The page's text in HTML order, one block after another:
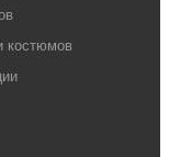
костюмов